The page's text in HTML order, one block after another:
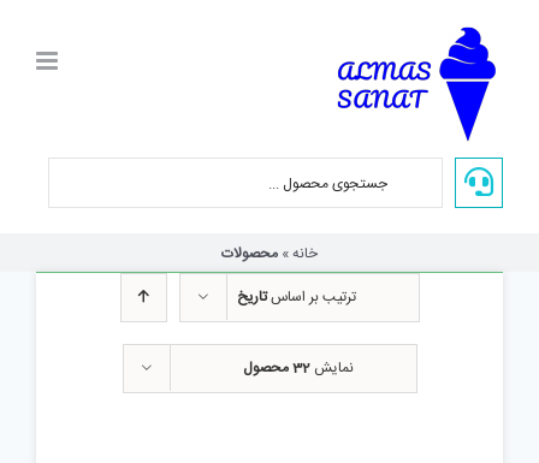
content
خانه» محصولات
ترتیب بر اساستاریخ
نمایش32 محصول